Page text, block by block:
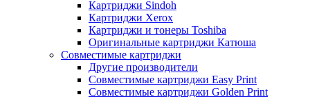
Картриджи Sindoh
Картриджи Xerox
Картриджи и тонеры Toshiba
Оригинальные картриджи Катюша
Совместимые картриджи
Другие производители
Совместимые картриджи Easy Print
Совместимые картриджи Golden Print